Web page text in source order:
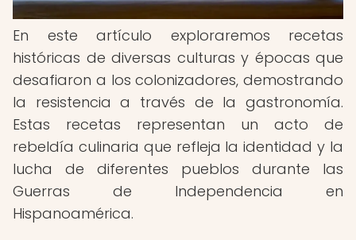
En este artículo exploraremos recetas
históricas de diversas culturas y épocas que
desafiaron a los colonizadores, demostrando
la resistencia a través de la gastronomía.
Estas recetas representan un acto de
rebeldía culinaria que refleja la identidad y la
lucha de diferentes pueblos durante las
Guerras de Independencia en
Hispanoamérica.